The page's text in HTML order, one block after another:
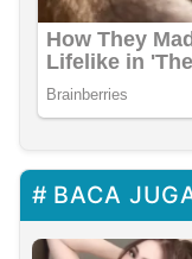
BACA